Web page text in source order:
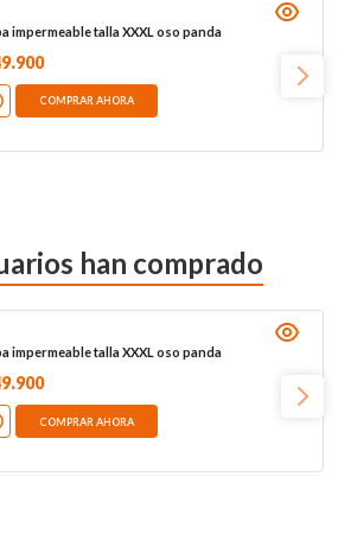
impermeable talla XXXL oso panda
.900
COMPRAR AHORA
han comprado
impermeable talla XXXL oso panda
.900
COMPRAR AHORA